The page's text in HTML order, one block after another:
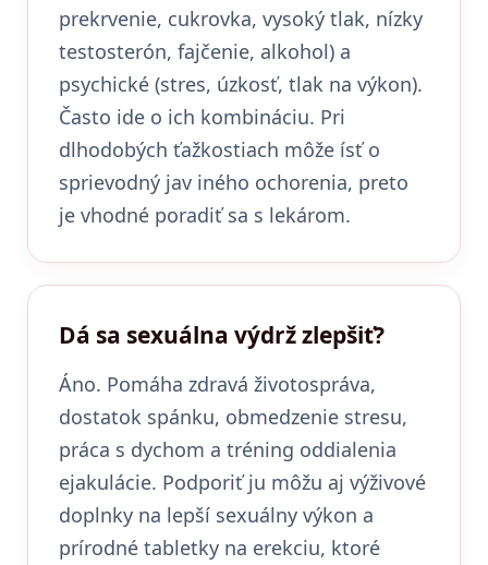
prekrvenie, cukrovka, vysoký tlak, nízky
testosterón, fajčenie, alkohol) a
psychické (stres, úzkosť, tlak na výkon).
Často ide o ich kombináciu. Pri
dlhodobých ťažkostiach môže ísť o
sprievodný jav iného ochorenia, preto
je vhodné poradiť sa s lekárom.
Dá sa sexuálna výdrž zlepšiť?
Áno. Pomáha zdravá životospráva,
dostatok spánku, obmedzenie stresu,
práca s dychom a tréning oddialenia
ejakulácie. Podporiť ju môžu aj výživové
doplnky na lepší sexuálny výkon a
prírodné tabletky na erekciu, ktoré